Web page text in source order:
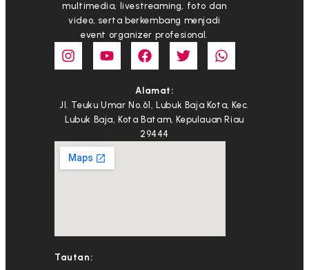
multimedia, livestreaming, foto dan
video, serta berkembang menjadi
event organizer profesional.
Alamat:
Jl. Teuku Umar No.61, Lubuk Baja Kota, Kec.
Lubuk Baja, Kota Batam, Kepulauan Riau
29444
Tautan: